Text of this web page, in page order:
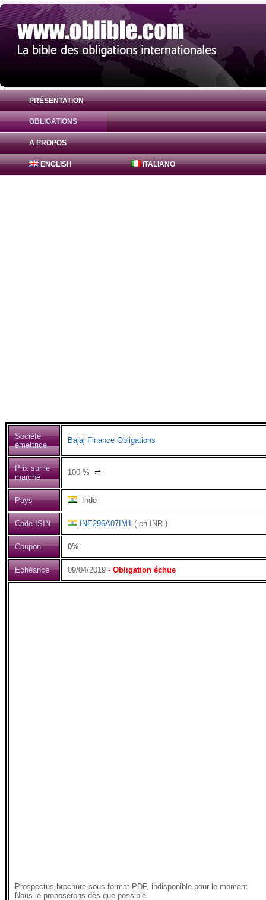
PRÉSENTATION
OBLIGATIONS
A PROPOS
ENGLISH ITALIANO
Obligation Bajaj Finance Obligations 0% (
Société
émettrice
Bajaj Finance Obligations
Prix sur le
marché
100 % ⇌
Pays Inde
Code ISIN INE296A07IM1 ( en INR )
Coupon 0%
Echéance 09/04/2019 - Obligation échue
Prospectus brochure sous format PDF, indisponible pour le moment
Nous le proposerons dès que possible